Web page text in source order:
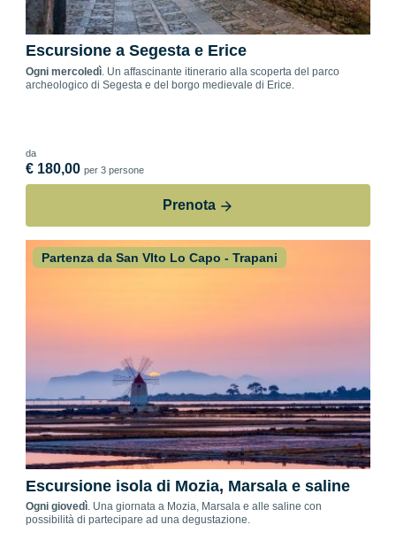
Escursione a Segesta e Erice
Ogni mercoledì. Un affascinante itinerario alla scoperta del parco
archeologico di Segesta e del borgo medievale di Erice.
da
€ 180,00 per 3 persone
Prenota
Partenza da San VIto Lo Capo - Trapani
Escursione isola di Mozia, Marsala e saline
Ogni giovedì. Una giornata a Mozia, Marsala e alle saline con
possibilità di partecipare ad una degustazione.